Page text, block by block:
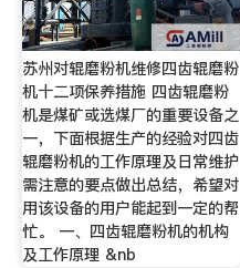
苏州对辊磨粉机维修四齿辊磨粉
机十二项保养措施 四齿辊磨粉
机是煤矿或选煤厂的重要设备之
一，下面根据生产的经验对四齿
辊磨粉机的工作原理及日常维护
需注意的要点做出总结，希望对
用该设备的用户能起到一定的帮
忙。 一、四齿辊磨粉机的机构
及工作原理 &nb